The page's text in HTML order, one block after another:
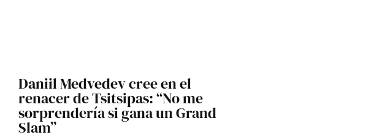
Daniil Medvedev cree en el
renacer de Tsitsipas: “No me
sorprendería si gana un Grand
Slam”